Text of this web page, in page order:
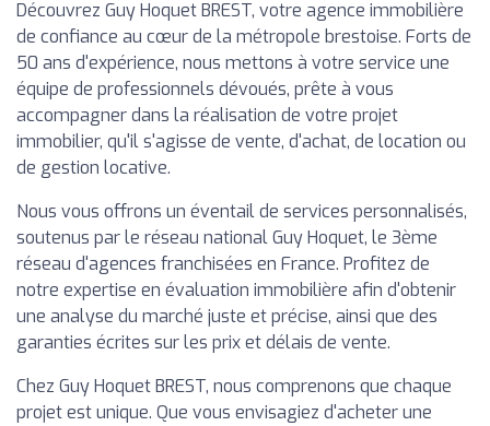
Découvrez Guy Hoquet BREST, votre agence immobilière
de confiance au cœur de la métropole brestoise. Forts de
50 ans d'expérience, nous mettons à votre service une
équipe de professionnels dévoués, prête à vous
accompagner dans la réalisation de votre projet
immobilier, qu'il s'agisse de vente, d'achat, de location ou
de gestion locative.
Nous vous offrons un éventail de services personnalisés,
soutenus par le réseau national Guy Hoquet, le 3ème
réseau d'agences franchisées en France. Profitez de
notre expertise en évaluation immobilière afin d'obtenir
une analyse du marché juste et précise, ainsi que des
garanties écrites sur les prix et délais de vente.
Chez Guy Hoquet BREST, nous comprenons que chaque
projet est unique. Que vous envisagiez d'acheter une